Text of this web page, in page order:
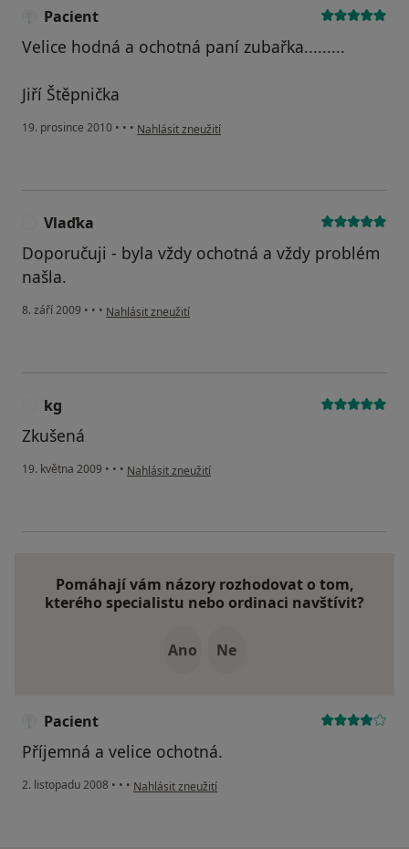
Pacient
Velice hodná a ochotná paní zubařka.........
Jiří Štěpnička
19. prosince 2010 • • • podle názoru uživatele Pacient
Nahlásit zneužití
Vlaďka
Doporučuji - byla vždy ochotná a vždy problém
našla.
8. září 2009 • • • podle názoru uživatele Vlaďka
Nahlásit zneužití
kg
Zkušená
19. května 2009 • • • podle názoru uživatele kg
Nahlásit zneužití
Pomáhají vám názory rozhodovat o tom,
kterého specialistu nebo ordinaci navštívit?
Ano Ne
Pacient
Příjemná a velice ochotná.
2. listopadu 2008 • • • podle názoru uživatele Pacient
Nahlásit zneužití